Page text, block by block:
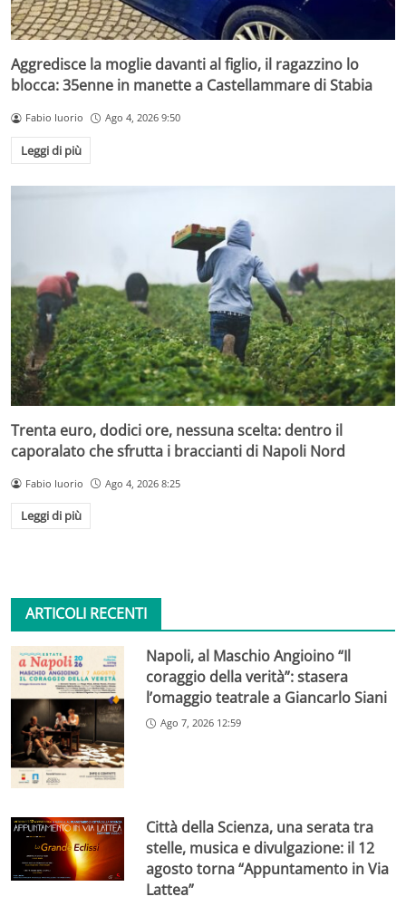
Aggredisce la moglie davanti al figlio, il ragazzino lo
blocca: 35enne in manette a Castellammare di Stabia
Fabio Iuorio Ago 4, 2026 9:50
Leggi di più
Trenta euro, dodici ore, nessuna scelta: dentro il
caporalato che sfrutta i braccianti di Napoli Nord
Fabio Iuorio Ago 4, 2026 8:25
Leggi di più
ARTICOLI RECENTI
Napoli, al Maschio Angioino “Il
coraggio della verità”: stasera
l’omaggio teatrale a Giancarlo Siani
Ago 7, 2026 12:59
Città della Scienza, una serata tra
stelle, musica e divulgazione: il 12
agosto torna “Appuntamento in Via
Lattea”